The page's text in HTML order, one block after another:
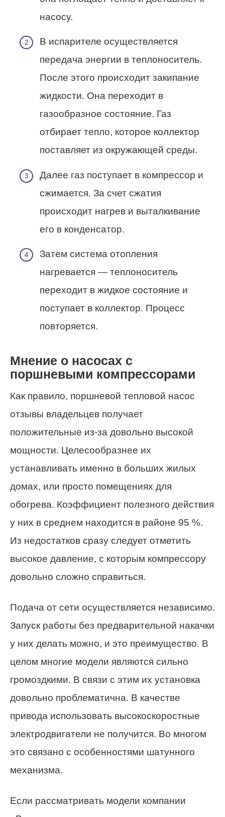
насосу.
В испарителе осуществляется
передача энергии в теплоноситель.
После этого происходит закипание
жидкости. Она переходит в
газообразное состояние. Газ
отбирает тепло, которое коллектор
поставляет из окружающей среды.
Далее газ поступает в компрессор и
сжимается. За счет сжатия
происходит нагрев и выталкивание
его в конденсатор.
Затем система отопления
нагревается — теплоноситель
переходит в жидкое состояние и
поступает в коллектор. Процесс
повторяется.
Мнение о насосах с
поршневыми компрессорами
Как правило, поршневой тепловой насос
отзывы владельцев получает
положительные из-за довольно высокой
мощности. Целесообразнее их
устанавливать именно в больших жилых
домах, или просто помещениях для
обогрева. Коэффициент полезного действия
у них в среднем находится в районе 95 %.
Из недостатков сразу следует отметить
высокое давление, с которым компрессору
довольно сложно справиться.
Подача от сети осуществляется независимо.
Запуск работы без предварительной накачки
у них делать можно, и это преимущество. В
целом многие модели являются сильно
громоздкими. В связи с этим их установка
довольно проблематична. В качестве
привода использовать высокоскоростные
электродвигатели не получится. Во многом
это связано с особенностями шатунного
механизма.
Если рассматривать модели компании